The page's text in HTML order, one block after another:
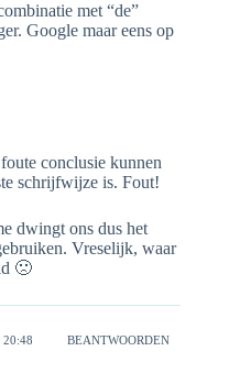
met “de”
Google maar eens op
conclusie kunnen
schrijfwijze is. Fout!
dwingt ons dus het
Vreselijk, waar
🙁
20:48 BEANTWOORDEN